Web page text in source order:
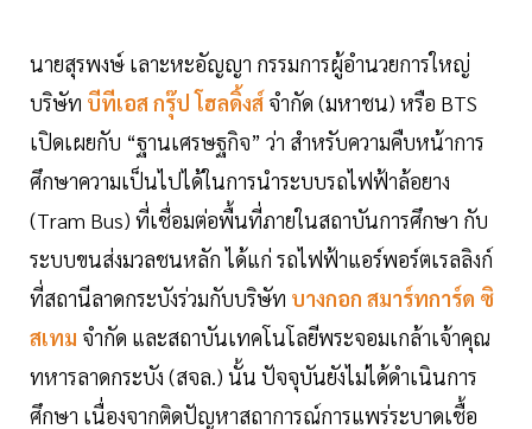
นายสุรพงษ์ เลาะหะอัญญา กรรมการผู้อำนวยการใหญ่
บริษัท บีทีเอส กรุ๊ป โฮลดิ้งส์ จำกัด (มหาชน) หรือ BTS
เปิดเผยกับ “ฐานเศรษฐกิจ” ว่า สำหรับความคืบหน้าการ
ศึกษาความเป็นไปได้ในการนำระบบรถไฟฟ้าล้อยาง
(Tram Bus) ที่เชื่อมต่อพื้นที่ภายในสถาบันการศึกษา กับ
ระบบขนส่งมวลชนหลัก ได้แก่ รถไฟฟ้าแอร์พอร์ตเรลลิงก์
ที่สถานีลาดกระบังร่วมกับบริษัท บางกอก สมาร์ทการ์ด ซิ
สเทม จำกัด และสถาบันเทคโนโลยีพระจอมเกล้าเจ้าคุณ
ทหารลาดกระบัง (สจล.) นั้น ปัจจุบันยังไม่ได้ดำเนินการ
ศึกษา เนื่องจากติดปัญหาสถาการณ์การแพร่ระบาดเชื้อ